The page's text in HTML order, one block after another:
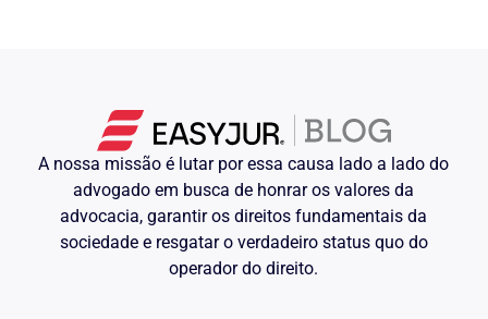
Fundamento: ausência de ajuste
expresso nesse sentido e onerosidade
excessiva.
( b ) reduzir os juros remuneratórios;
Fundamento: taxa que ultrapassa a
média do mercado.
A nossa missão é lutar por essa causa lado a lado do
advogado em busca de honrar os valores da
advocacia, garantir os direitos fundamentais da
sociedade e resgatar o verdadeiro status quo do
operador do direito.